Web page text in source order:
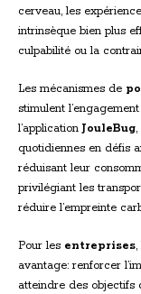
cerveau, les
intrinsèque bien plus
culpabilité ou la
Les mécanismes de
stimulent
l’applicationJouleBug
quotidiennes en défis
réduisant leur
privilégiant les
réduire l’empreinte
Pour les entreprises
avantage: renforcer
atteindre des objectifs